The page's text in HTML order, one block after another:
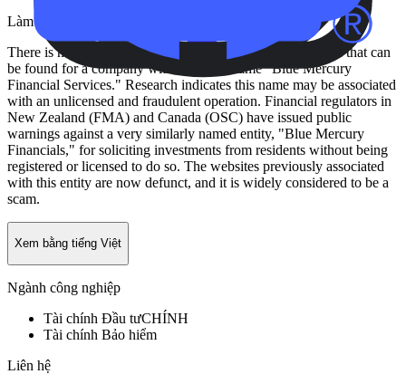
Làm quen Blue Mercury Financial Services
There is no official, active website or corporate registration that can
be found for a company with the exact name "Blue Mercury
Financial Services." Research indicates this name may be associated
with an unlicensed and fraudulent operation. Financial regulators in
New Zealand (FMA) and Canada (OSC) have issued public
warnings against a very similarly named entity, "Blue Mercury
Financials," for soliciting investments from residents without being
registered or licensed to do so. The websites previously associated
with this entity are now defunct, and it is widely considered to be a
scam.
Xem bằng tiếng Việt
Ngành công nghiệp
Tài chính Đầu tưCHÍNH
Tài chính Bảo hiểm
Liên hệ